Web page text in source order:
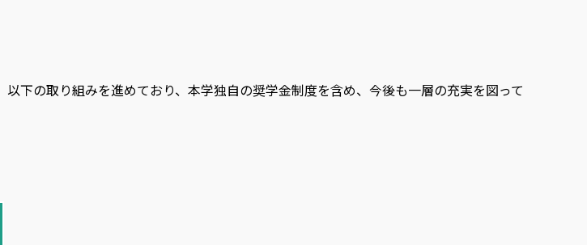
下の取り組みを進めており、本学独自の奨学金制度を含め、今後も一層の充実を図って